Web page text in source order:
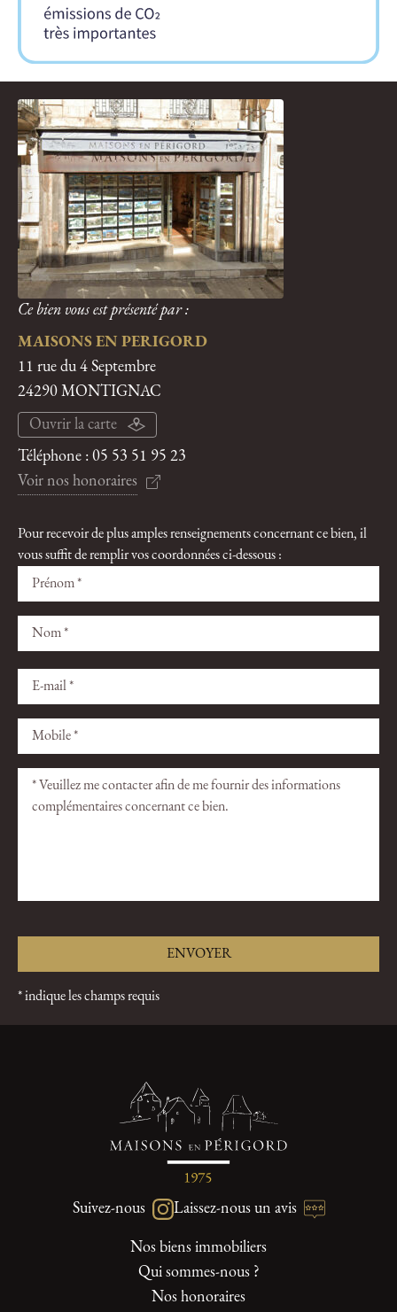
Ce bien vous est présenté par :
MAISONS EN PERIGORD
11 rue du 4 Septembre
24290 MONTIGNAC
Ouvrir la carte
Téléphone : 05 53 51 95 23
Voir nos honoraires
Pour recevoir de plus amples renseignements concernant ce bien, il
vous suffit de remplir vos coordonnées ci-dessous :
ce
champ
Veuillez
ce
champ
* indique les champs requis
Suivez-nous Laissez-nous un avis
Nos biens immobiliers
Qui sommes-nous ?
Nos honoraires